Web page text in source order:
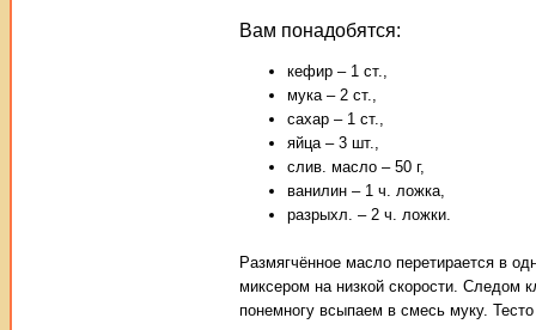
Вам понадобятся:
кефир – 1 ст.,
мука – 2 ст.,
сахар – 1 ст.,
яйца – 3 шт.,
слив. масло – 50 г,
ванилин – 1 ч. ложка,
разрыхл. – 2 ч. ложки.
Размягчённое масло перетирается в
миксером на низкой скорости. Следом
понемногу всыпаем в смесь муку.